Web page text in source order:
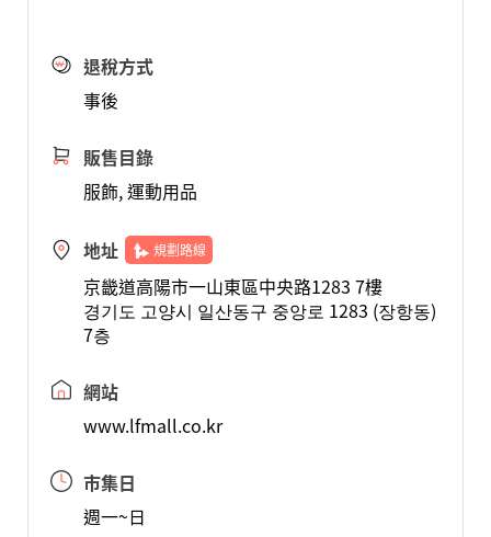
退稅方式
事後
販售目錄
服飾, 運動用品
地址 規劃路線
京畿道高陽市一山東區中央路1283 7樓
경기도 고양시 일산동구 중앙로 1283 (장항동)
7층
網站
www.lfmall.co.kr
市集日
週一~日